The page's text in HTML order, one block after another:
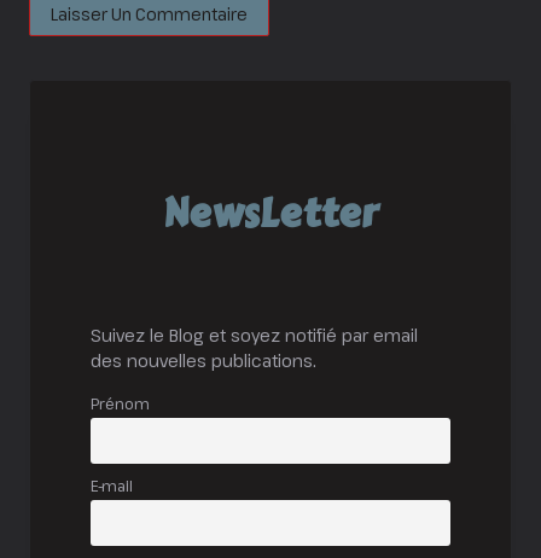
NewsLetter
Suivez le Blog et soyez notifié par email
des nouvelles publications.
Prénom
E-mail